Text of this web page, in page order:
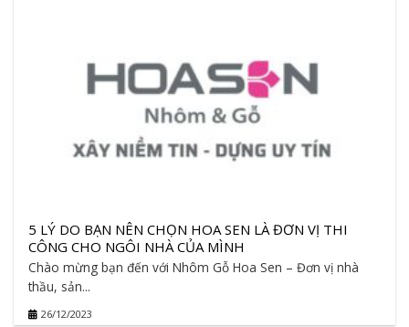
5 LÝ DO BẠN NÊN CHỌN HOA SEN LÀ ĐƠN VỊ THI
CÔNG CHO NGÔI NHÀ CỦA MÌNH
Chào mừng bạn đến với Nhôm Gỗ Hoa Sen – Đơn vị nhà
thầu, sản...
26/12/2023